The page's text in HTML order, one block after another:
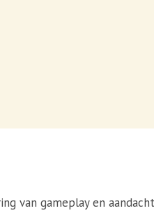
van gameplay en